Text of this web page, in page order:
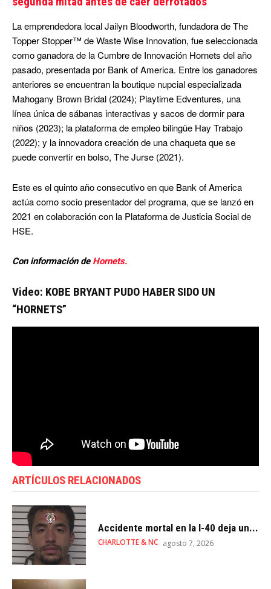
La emprendedora local Jailyn Bloodworth, fundadora de The
Topper Stopper™ de Waste Wise Innovation, fue seleccionada
como ganadora de la Cumbre de Innovación Hornets del año
pasado, presentada por Bank of America. Entre los ganadores
anteriores se encuentran la boutique nupcial especializada
Mahogany Brown Bridal (2024); Playtime Edventures, una
línea única de sábanas interactivas y sacos de dormir para
niños (2023); la plataforma de empleo bilingüe Hay Trabajo
(2022); y la innovadora creación de una chaqueta que se
puede convertir en bolso, The Jurse (2021).
Este es el quinto año consecutivo en que Bank of America
actúa como socio presentador del programa, que se lanzó en
2021 en colaboración con la Plataforma de Justicia Social de
HSE.
Con información de Hornets.
Video: KOBE BRYANT PUDO HABER SIDO UN
“HORNETS”
ARTÍCULOS RELACIONADOS
Accidente mortal en la I-40 deja un...
CHARLOTTE & NC agosto 7, 2026